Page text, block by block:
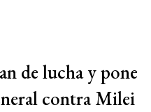
de lucha y pone
contra Milei